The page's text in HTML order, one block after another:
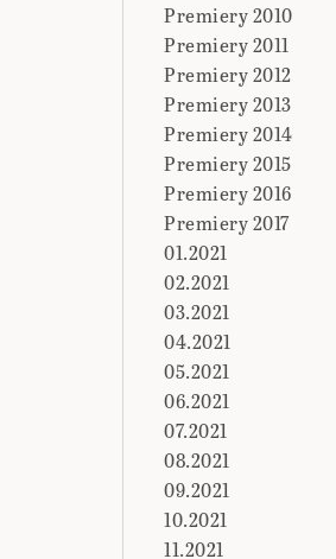
Premiery 2010
Premiery 2011
Premiery 2012
Premiery 2013
Premiery 2014
Premiery 2015
Premiery 2016
Premiery 2017
01.2021
02.2021
03.2021
04.2021
05.2021
06.2021
07.2021
08.2021
09.2021
10.2021
11.2021